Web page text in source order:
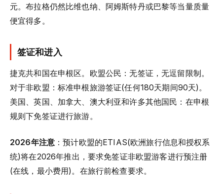
元。布拉格仍然比维也纳、阿姆斯特丹或巴黎等当量质量
便宜得多。
签证和进入
捷克共和国在申根区。欧盟公民：无签证，无逗留限制。
对于非欧盟：标准申根旅游签证(任何180天期间90天)。
美国、英国、加拿大、澳大利亚和许多其他国民：在申根
规则下免签证进行旅游。
2026年注意 ：预计欧盟的ETIAS(欧洲旅行信息和授权系
统)将在2026年推出，要求免签证非欧盟游客进行预注册
(在线，最小费用)。在旅行前检查要求。